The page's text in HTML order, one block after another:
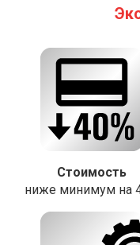
Стоимость
ниже минимум на